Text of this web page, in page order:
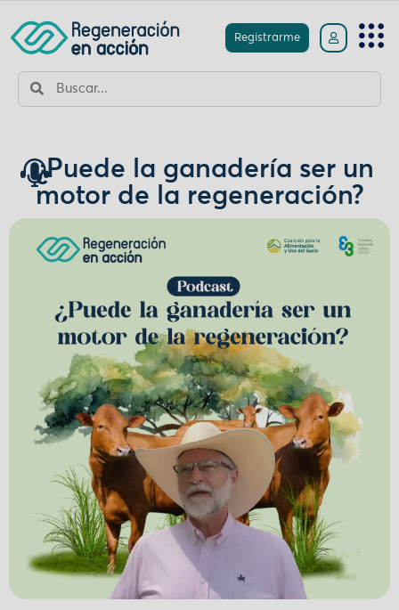
Registrarme
¿Puede la ganadería ser un
motor de la regeneración?